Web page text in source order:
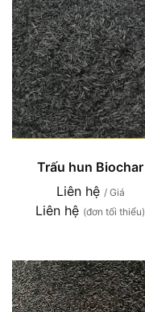
Trấu hun Biochar
Liên hệ / Giá
Liên hệ (đơn tối thiểu)